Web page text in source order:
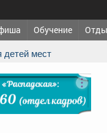
Обучение
детей мест